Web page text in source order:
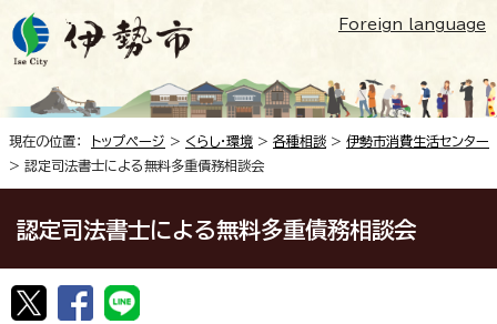
Foreign language
現在の位置： トップページ > くらし・環境 > 各種相談 > 伊勢市消費生活センター
> 認定司法書士による無料多重債務相談会
認定司法書士による無料多重債務相談会